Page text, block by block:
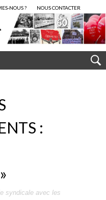
NOUS ? NOUS CONTACTER
:
syndicale avec les